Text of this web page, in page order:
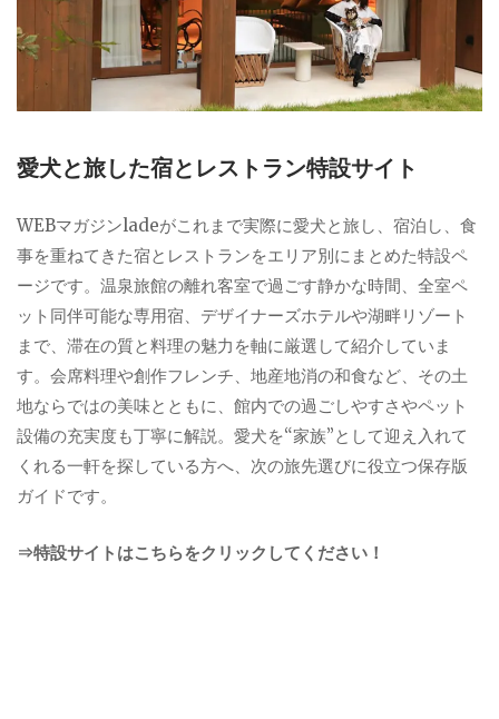
愛犬と旅した宿とレストラン特設サイト
WEBマガジンladeがこれまで実際に愛犬と旅し、宿泊し、食
事を重ねてきた宿とレストランをエリア別にまとめた特設ペ
ージです。温泉旅館の離れ客室で過ごす静かな時間、全室ペ
ット同伴可能な専用宿、デザイナーズホテルや湖畔リゾート
まで、滞在の質と料理の魅力を軸に厳選して紹介していま
す。会席料理や創作フレンチ、地産地消の和食など、その土
地ならではの美味とともに、館内での過ごしやすさやペット
設備の充実度も丁寧に解説。愛犬を“家族”として迎え入れて
くれる一軒を探している方へ、次の旅先選びに役立つ保存版
ガイドです。
⇒特設サイトはこちらをクリックしてください！